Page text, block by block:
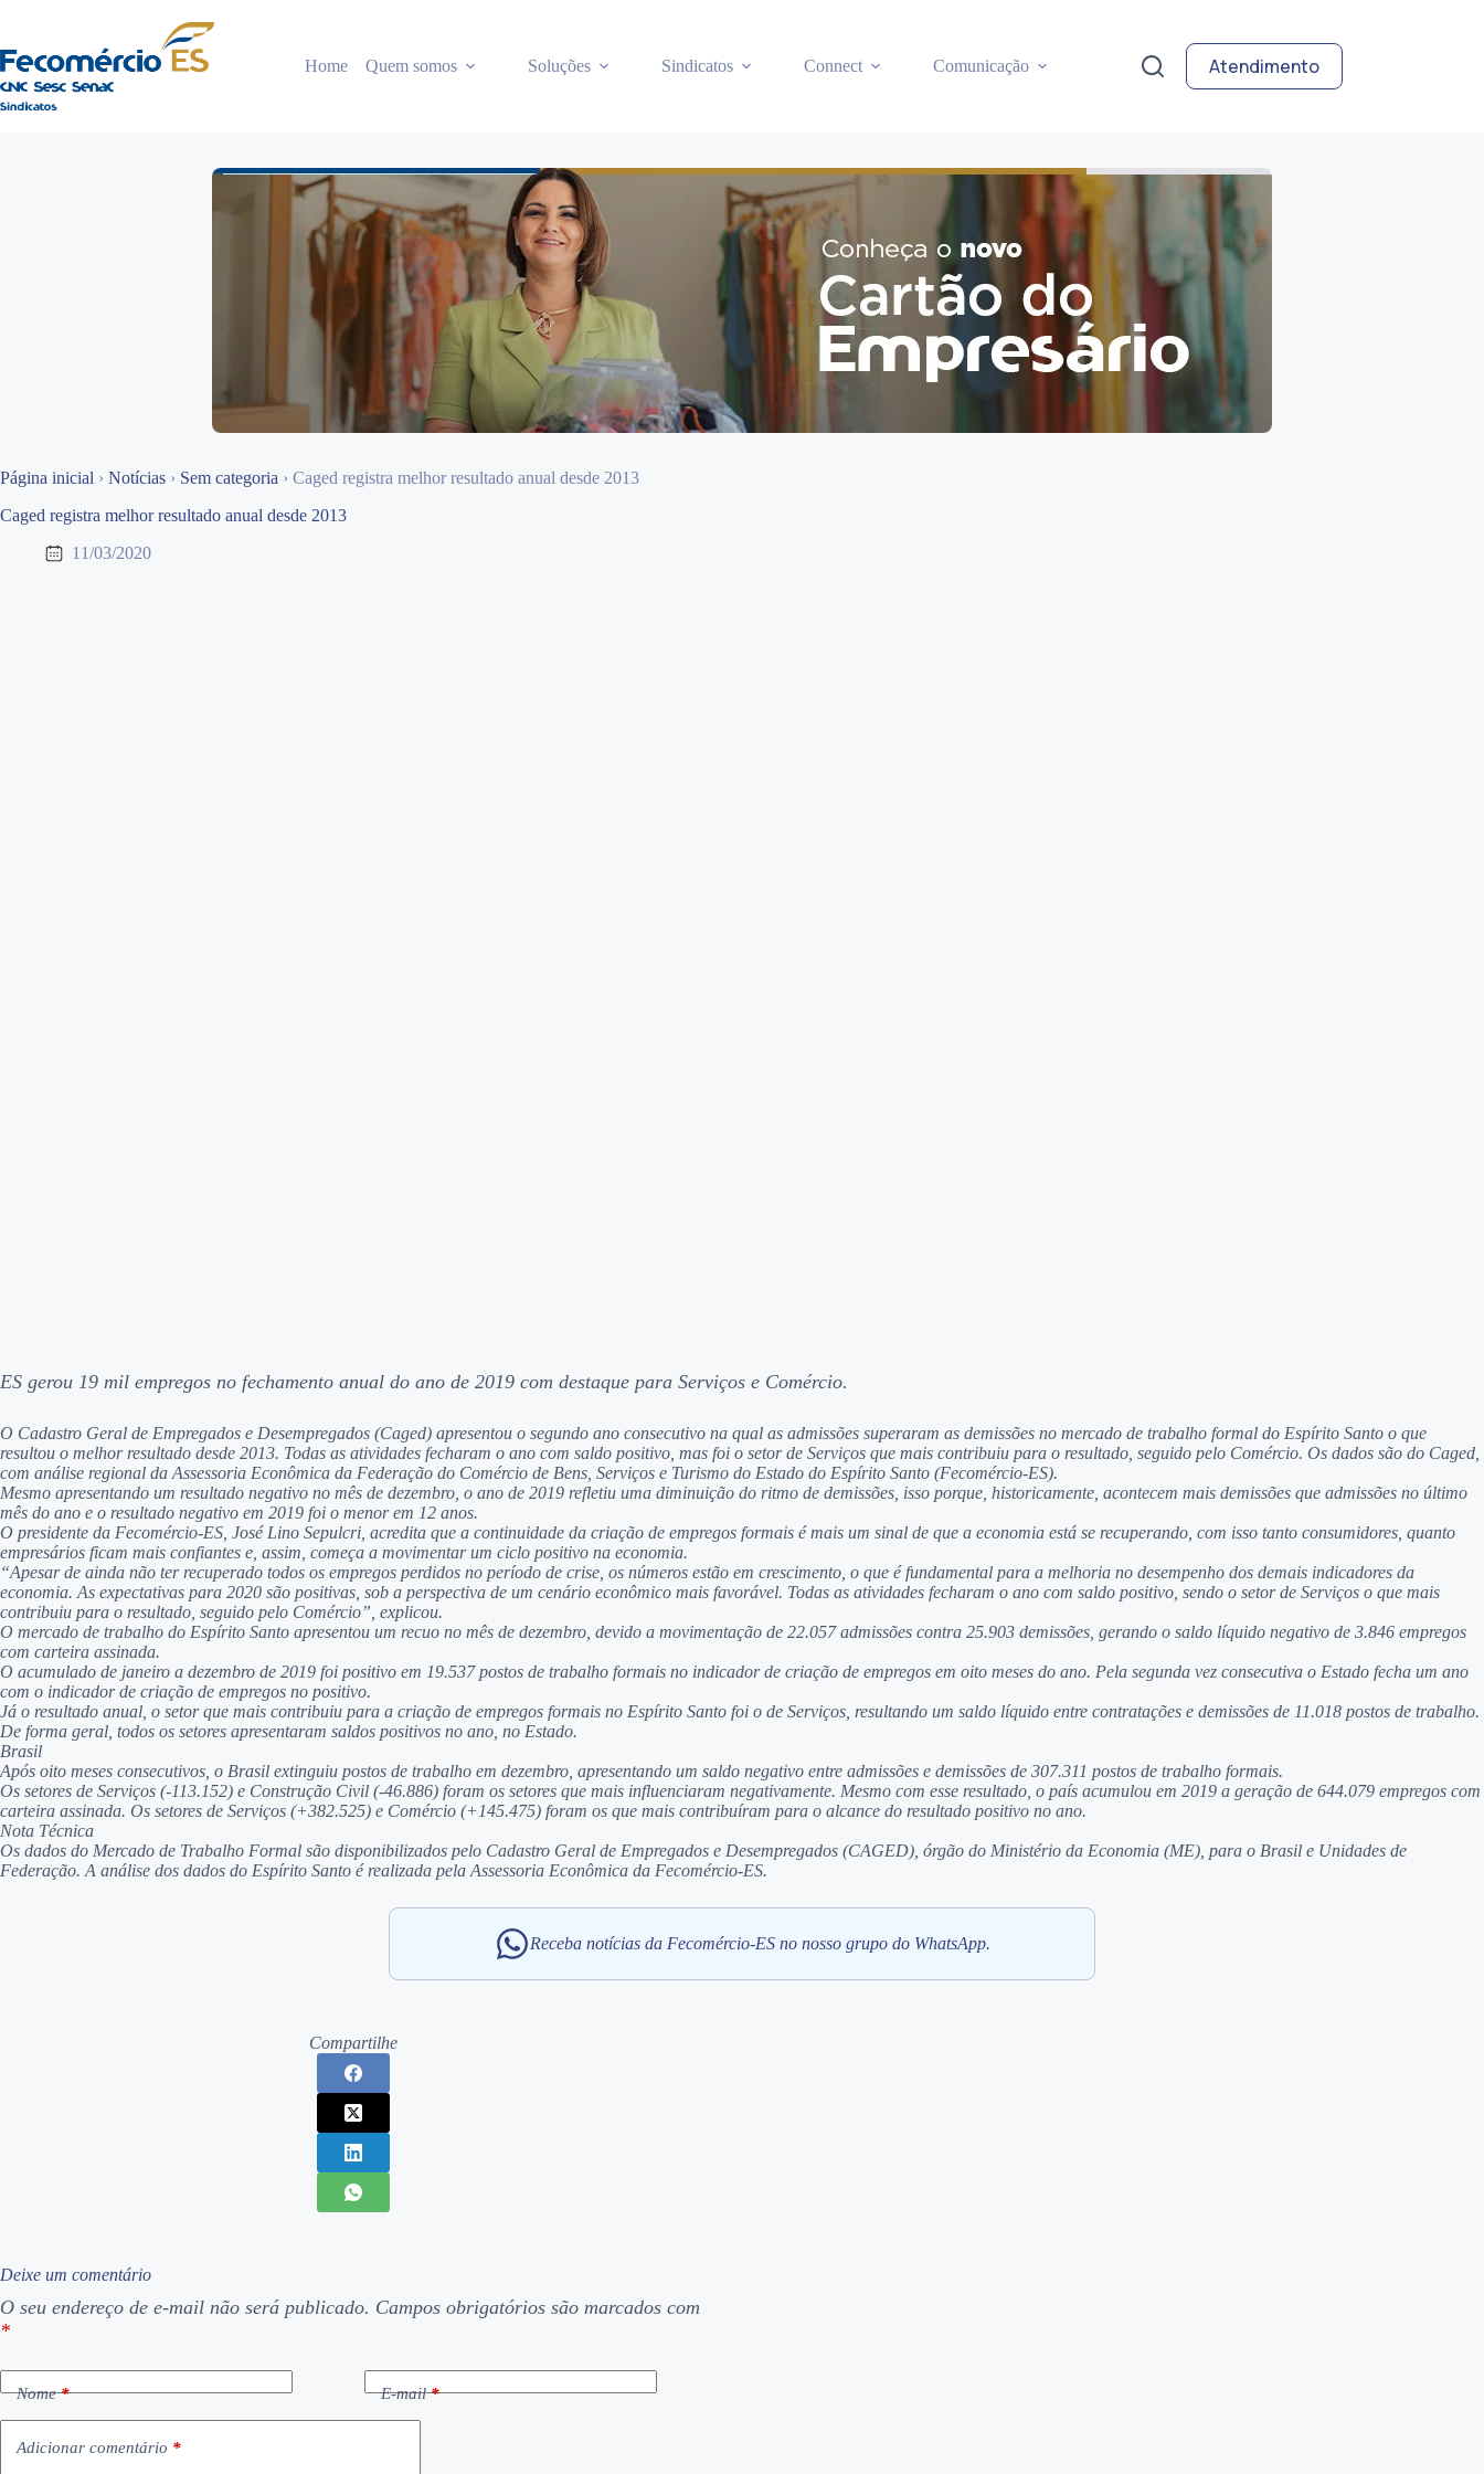
o
conteúdo
Home Quem somos Soluções Sindicatos Connect Comunicação Atendimento
Página inicial › Notícias › Sem categoria › Caged registra melhor resultado anual desde 2013
Caged registra melhor resultado anual desde 2013
11/03/2020
ES gerou 19 mil empregos no fechamento anual do ano de 2019 com destaque para Serviços e Comércio.
O Cadastro Geral de Empregados e Desempregados (Caged) apresentou o segundo ano consecutivo na qual as admissões superaram as demissões no mercado de trabalho formal do Espírito Santo o que
resultou o melhor resultado desde 2013. Todas as atividades fecharam o ano com saldo positivo, mas foi o setor de Serviços que mais contribuiu para o resultado, seguido pelo Comércio. Os dados são do Caged,
com análise regional da Assessoria Econômica da Federação do Comércio de Bens, Serviços e Turismo do Estado do Espírito Santo (Fecomércio-ES).
Mesmo apresentando um resultado negativo no mês de dezembro, o ano de 2019 refletiu uma diminuição do ritmo de demissões, isso porque, historicamente, acontecem mais demissões que admissões no último
mês do ano e o resultado negativo em 2019 foi o menor em 12 anos.
O presidente da Fecomércio-ES, José Lino Sepulcri, acredita que a continuidade da criação de empregos formais é mais um sinal de que a economia está se recuperando, com isso tanto consumidores, quanto
empresários ficam mais confiantes e, assim, começa a movimentar um ciclo positivo na economia.
“Apesar de ainda não ter recuperado todos os empregos perdidos no período de crise, os números estão em crescimento, o que é fundamental para a melhoria no desempenho dos demais indicadores da
economia. As expectativas para 2020 são positivas, sob a perspectiva de um cenário econômico mais favorável. Todas as atividades fecharam o ano com saldo positivo, sendo o setor de Serviços o que mais
contribuiu para o resultado, seguido pelo Comércio”, explicou.
O mercado de trabalho do Espírito Santo apresentou um recuo no mês de dezembro, devido a movimentação de 22.057 admissões contra 25.903 demissões, gerando o saldo líquido negativo de 3.846 empregos
com carteira assinada.
O acumulado de janeiro a dezembro de 2019 foi positivo em 19.537 postos de trabalho formais no indicador de criação de empregos em oito meses do ano. Pela segunda vez consecutiva o Estado fecha um ano
com o indicador de criação de empregos no positivo.
Já o resultado anual, o setor que mais contribuiu para a criação de empregos formais no Espírito Santo foi o de Serviços, resultando um saldo líquido entre contratações e demissões de 11.018 postos de trabalho.
De forma geral, todos os setores apresentaram saldos positivos no ano, no Estado.
Brasil
Após oito meses consecutivos, o Brasil extinguiu postos de trabalho em dezembro, apresentando um saldo negativo entre admissões e demissões de 307.311 postos de trabalho formais.
Os setores de Serviços (-113.152) e Construção Civil (-46.886) foram os setores que mais influenciaram negativamente. Mesmo com esse resultado, o país acumulou em 2019 a geração de 644.079 empregos com
carteira assinada. Os setores de Serviços (+382.525) e Comércio (+145.475) foram os que mais contribuíram para o alcance do resultado positivo no ano.
Nota Técnica
Os dados do Mercado de Trabalho Formal são disponibilizados pelo Cadastro Geral de Empregados e Desempregados (CAGED), órgão do Ministério da Economia (ME), para o Brasil e Unidades de
Federação. A análise dos dados do Espírito Santo é realizada pela Assessoria Econômica da Fecomércio-ES.
Receba notícias da Fecomércio-ES no nosso grupo do WhatsApp.
Compartilhe
Deixe um comentário
O seu endereço de e-mail não será publicado. Campos obrigatórios são marcados com
*
Nome* E-mail*
Adicionar comentário *